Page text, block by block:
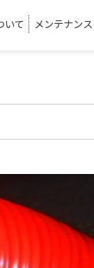
いて メンテナンス